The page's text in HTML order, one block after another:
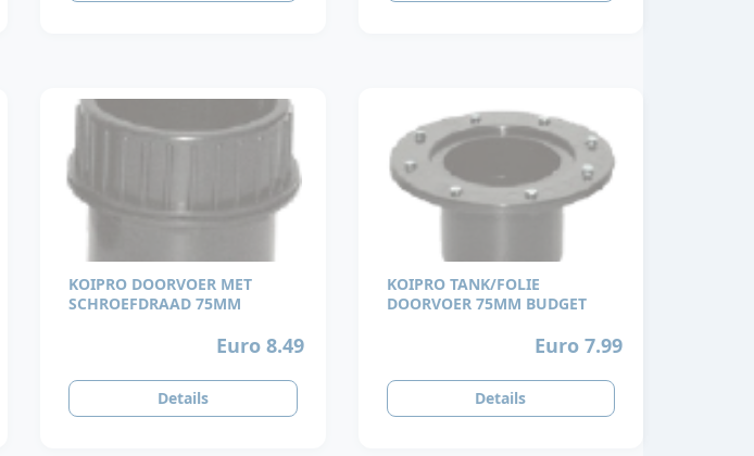
KOIPRO DOORVOER MET
SCHROEFDRAAD 75MM
Euro 8.49
Details
KOIPRO TANK/FOLIE
DOORVOER 75MM BUDGET
Euro 7.99
Details